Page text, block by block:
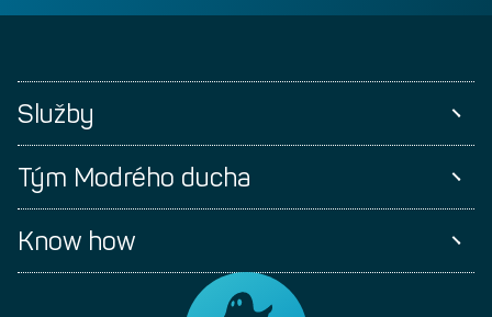
Služby
Tým Modrého ducha
Know how